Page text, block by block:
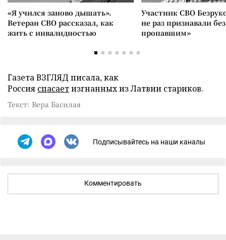
«Я учился заново дышать».
Ветеран СВО рассказал, как
жить с инвалидностью
Участник СВО
не раз признавали
пропавшим»
Газета ВЗГЛЯД писала, как
Россия спасаетизгнанных из Латвии стариков.
Текст: Вера Басилая
Подписывайтесь на наши каналы
Комментировать